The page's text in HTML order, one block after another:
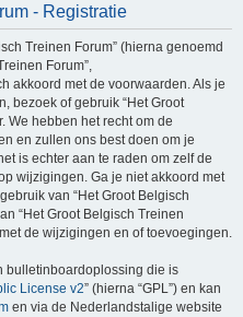
- Registratie
Treinen Forum” (hierna genoemd
Forum”,
akkoord met de voorwaarden. Als je
bezoek of gebruik “Het Groot
We hebben het recht om de
en zullen ons best doen om je
is echter aan te raden om zelf de
wijzigingen. Ga je niet akkoord met
van “Het Groot Belgisch
“Het Groot Belgisch Treinen
de wijzigingen en of toevoegingen.
bulletinboardoplossing die is
License v2” (hierna “GPL”) en kan
en via de Nederlandstalige website